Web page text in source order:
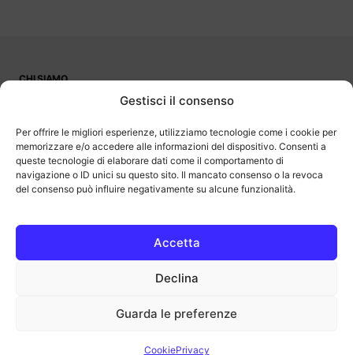
Gestisci il consenso
Per offrire le migliori esperienze, utilizziamo tecnologie come i cookie per
memorizzare e/o accedere alle informazioni del dispositivo. Consenti a
queste tecnologie di elaborare dati come il comportamento di
navigazione o ID unici su questo sito. Il mancato consenso o la revoca
del consenso può influire negativamente su alcune funzionalità.
Accetta
Declina
Guarda le preferenze
CookiePrivacy
CHI SIAMO
OutOfBit
programma di affiliazione che consente ai siti di percepire una
commissione pubblicitaria pubblicizzando e fornendo link al sito
Amazon.it. Amazon e il logo Amazon sono marchi registrati di
Amazon.com, Inc. o delle sue affiliate.
COPYRIGHT © 2013-2025 OUTOFBIT P.IVA 04140830243, TUTTI I
outofbit.it@gmail.com | outofbit@pec.it
Note legali